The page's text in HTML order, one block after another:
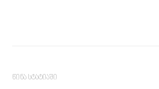
წინა სტატიაში